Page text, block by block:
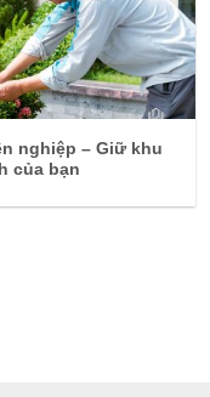
nghiệp – Giữ khu
của bạn